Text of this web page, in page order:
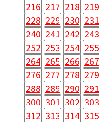
216 217 218 219
228 229 230 231
240 241 242 243
252 253 254 255
264 265 266 267
276 277 278 279
288 289 290 291
300 301 302 303
312 313 314 315